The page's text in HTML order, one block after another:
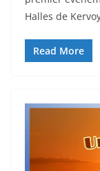
Halles de
Read More